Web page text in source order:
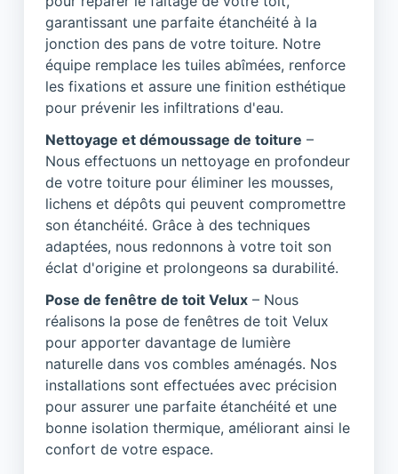
garantissant une parfaite étanchéité à la
jonction des pans de votre toiture. Notre
équipe remplace les tuiles abîmées, renforce
les fixations et assure une finition esthétique
pour prévenir les infiltrations d'eau.
Nettoyage et démoussage de toiture –
Nous effectuons un nettoyage en profondeur
de votre toiture pour éliminer les mousses,
lichens et dépôts qui peuvent compromettre
son étanchéité. Grâce à des techniques
adaptées, nous redonnons à votre toit son
éclat d'origine et prolongeons sa durabilité.
Pose de fenêtre de toit Velux – Nous
réalisons la pose de fenêtres de toit Velux
pour apporter davantage de lumière
naturelle dans vos combles aménagés. Nos
installations sont effectuées avec précision
pour assurer une parfaite étanchéité et une
bonne isolation thermique, améliorant ainsi le
confort de votre espace.